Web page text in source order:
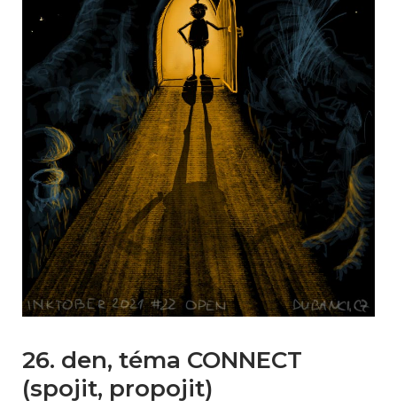
26. den, téma CONNECT
(spojit, propojit)